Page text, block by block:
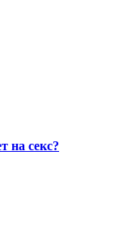
на секс?